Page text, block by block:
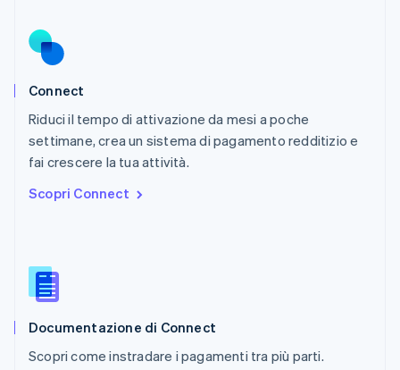
Connect
Riduci il tempo di attivazione da mesi a poche
settimane, crea un sistema di pagamento redditizio e
fai crescere la tua attività.
Scopri Connect
Documentazione di Connect
Scopri come instradare i pagamenti tra più parti.
Portogallo
Português
RAS di Hong Kong, Cina
Regno Unito
English
Repubblica Ceca
Romania
Slovacchia
English
Slovenia
EnglishItaliano
EspañolEnglish